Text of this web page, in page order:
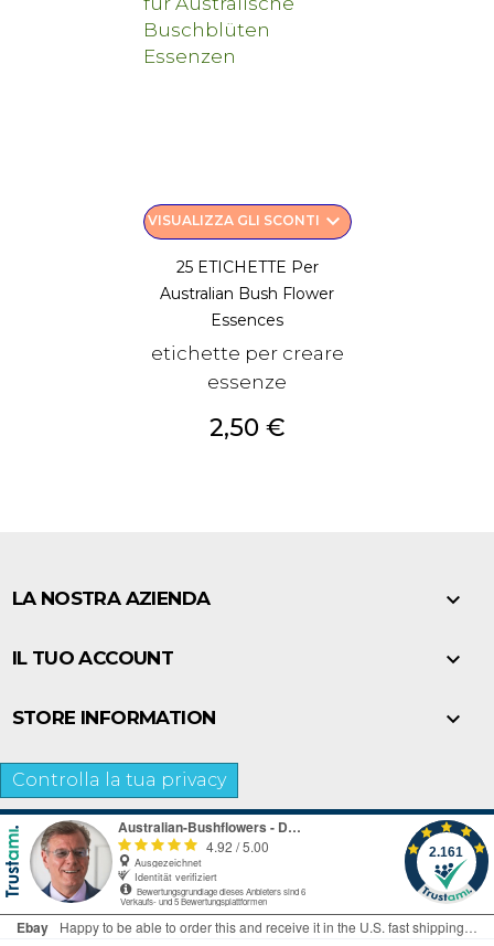
VISUALIZZA GLI SCONTI keyboard_arrow_down
25 ETICHETTE Per
Australian Bush Flower
Essences
etichette per creare
essenze
Prezzo
2,50 €
LA NOSTRA AZIENDA 
IL TUO ACCOUNT 
STORE INFORMATION 
Controlla la tua privacy